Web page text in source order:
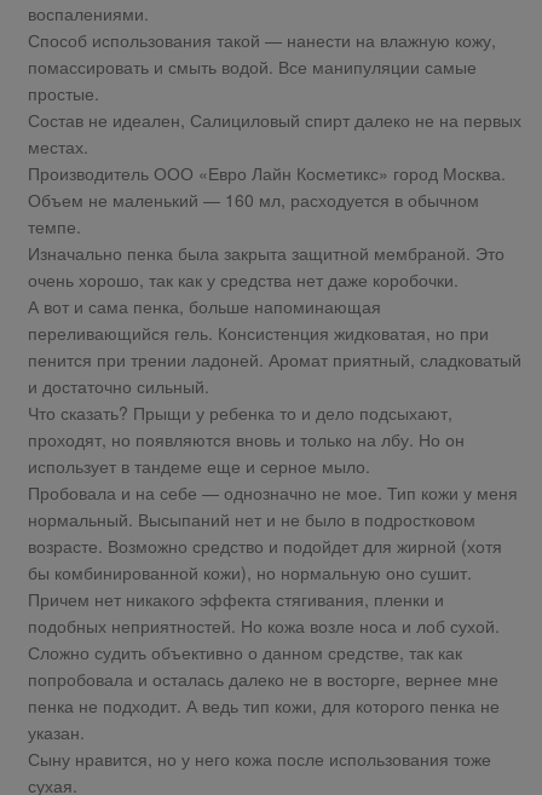
воспалениями.
Способ использования такой — нанести на влажную кожу,
помассировать и смыть водой. Все манипуляции самые
простые.
Состав не идеален, Салициловый спирт далеко не на первых
местах.
Производитель ООО «Евро Лайн Косметикс» город Москва.
Объем не маленький — 160 мл, расходуется в обычном
темпе.
Изначально пенка была закрыта защитной мембраной. Это
очень хорошо, так как у средства нет даже коробочки.
А вот и сама пенка, больше напоминающая
переливающийся гель. Консистенция жидковатая, но при
пенится при трении ладоней. Аромат приятный, сладковатый
и достаточно сильный.
Что сказать? Прыщи у ребенка то и дело подсыхают,
проходят, но появляются вновь и только на лбу. Но он
использует в тандеме еще и серное мыло.
Пробовала и на себе — однозначно не мое. Тип кожи у меня
нормальный. Высыпаний нет и не было в подростковом
возрасте. Возможно средство и подойдет для жирной (хотя
бы комбинированной кожи), но нормальную оно сушит.
Причем нет никакого эффекта стягивания, пленки и
подобных неприятностей. Но кожа возле носа и лоб сухой.
Сложно судить объективно о данном средстве, так как
попробовала и осталась далеко не в восторге, вернее мне
пенка не подходит. А ведь тип кожи, для которого пенка не
указан.
Сыну нравится, но у него кожа после использования тоже
сухая.